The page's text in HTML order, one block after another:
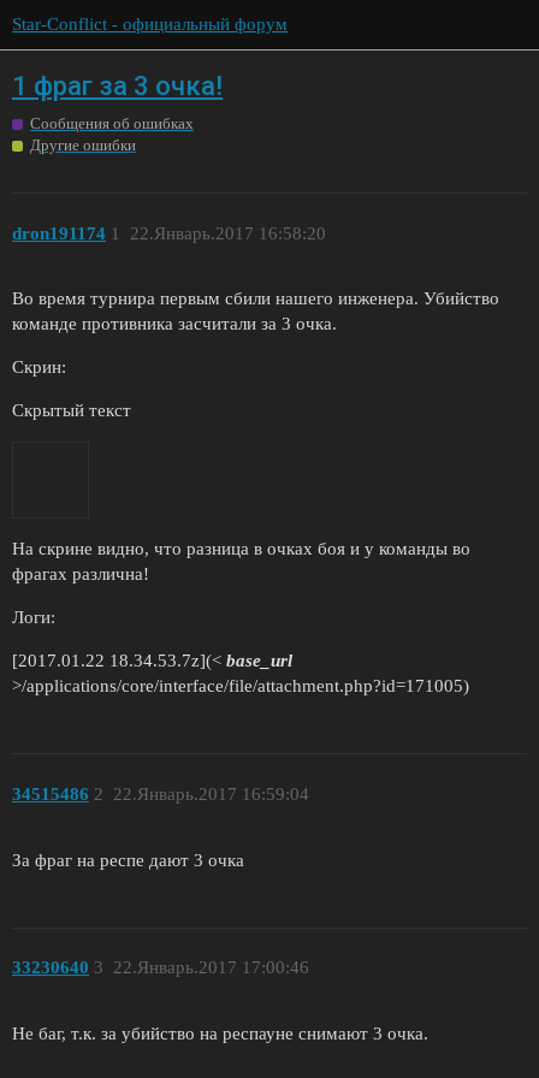
Star-Conflict - официальный форум
1 фраг за 3 очка!
Сообщения об ошибках
Другие ошибки
dron191174 22.Январь.2017 16:58:20
1
Во время турнира первым сбили нашего инженера. Убийство
команде противника засчитали за 3 очка.
Скрин:
Скрытый текст
На скрине видно, что разница в очках боя и у команды во
фрагах различна!
Логи:
[2017.01.22 18.34.53.7z](< base_url
>/applications/core/interface/file/attachment.php?id=171005)
34515486 22.Январь.2017 16:59:04
2
За фраг на респе дают 3 очка
33230640 22.Январь.2017 17:00:46
3
Не баг, т.к. за убийство на респауне снимают 3 очка.